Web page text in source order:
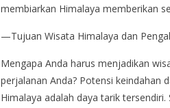
membiarkan Himalaya memberikan
—Tujuan Wisata Himalaya dan
Mengapa Anda harus menjadikan
perjalanan Anda? Potensi keindahan
Himalaya adalah daya tarik